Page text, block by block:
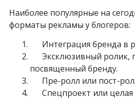
Наиболее популярные на
форматы рекламы у блогеров:
Интеграция бренда в
Эксклюзивный ролик,
посвященный бренду.
Пре-ролл или пост-
Спецпроект или целая